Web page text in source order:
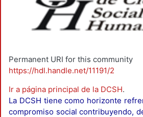
Permanent URI for this community
https://hdl.handle.net/11191/2
Ir a página principal de la DCSH.
La DCSH tiene como horizonte
compromiso social contribuyendo,